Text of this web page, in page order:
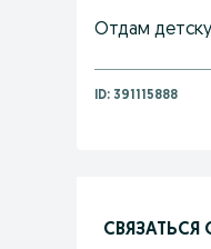
Отдам
ID: 391115888